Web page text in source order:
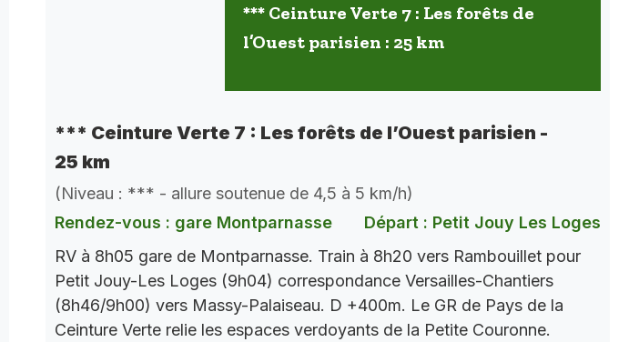
*** Ceinture Verte 7 : Les forêts de
l’Ouest parisien : 25 km
*** Ceinture Verte 7 : Les forêts de l’Ouest parisien -
25 km
(Niveau : *** - allure soutenue de 4,5 à 5 km/h)
Rendez-vous : gare Montparnasse
Départ : Petit Jouy Les Loges
RV à 8h05 gare de Montparnasse. Train à 8h20 vers Rambouillet pour
Petit Jouy-Les Loges (9h04) correspondance Versailles-Chantiers
(8h46/9h00) vers Massy-Palaiseau. D +400m. Le GR de Pays de la
Ceinture Verte relie les espaces verdoyants de la Petite Couronne.